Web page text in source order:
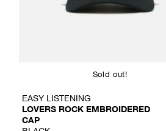
Sold out!
EASY LISTENING
LOVERS ROCK EMBROIDERED
CAP